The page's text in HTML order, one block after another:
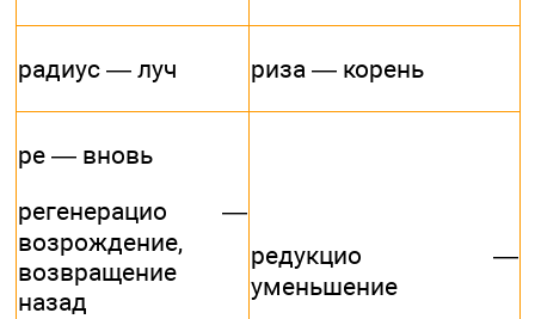
радиус — луч риза — корень
ре — вновь
регенерацио —
возрождение,
возвращение
назад
редукцио —
уменьшение